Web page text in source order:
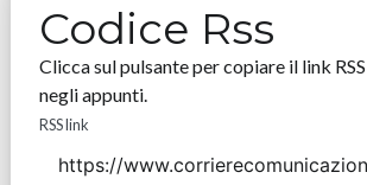
Codice Rss
Clicca sul pulsante per copiare il link RSS
negli appunti.
RSS link